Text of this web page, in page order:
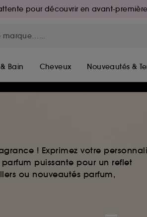
pour découvrir en avant-
Bain Cheveux Nouveautés &
! Exprimez votre
puissante pour un reflet
ou nouveautés parfum,